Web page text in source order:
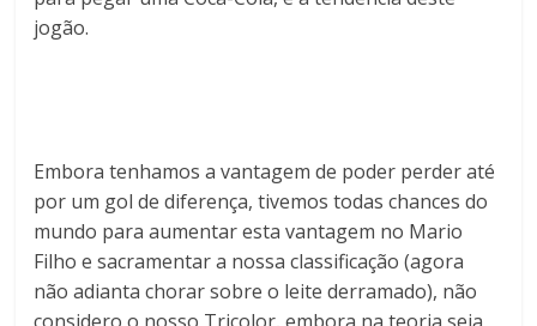
jogão.
Embora tenhamos a vantagem de poder perder até
por um gol de diferença, tivemos todas chances do
mundo para aumentar esta vantagem no Mario
Filho e sacramentar a nossa classificação (agora
não adianta chorar sobre o leite derramado), não